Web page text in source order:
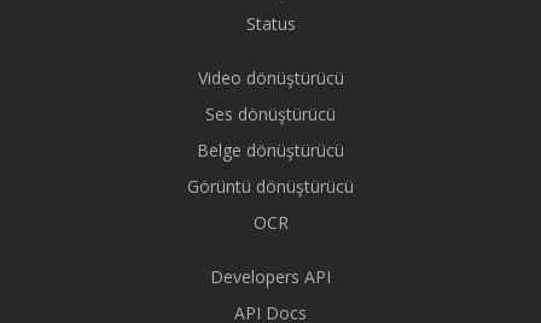
Status
Video dönüştürücü
Ses dönüştürücü
Belge dönüştürücü
Görüntü dönüştürücü
OCR
Developers API
API Docs